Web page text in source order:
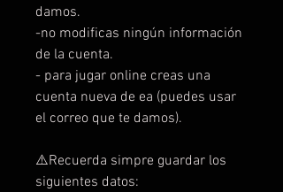
damos.
-no modificas ningún información
de la cuenta.
- para jugar online creas una
cuenta nueva de ea (puedes usar
el correo que te damos).
⚠️Recuerda simpre guardar los
siguientes datos: